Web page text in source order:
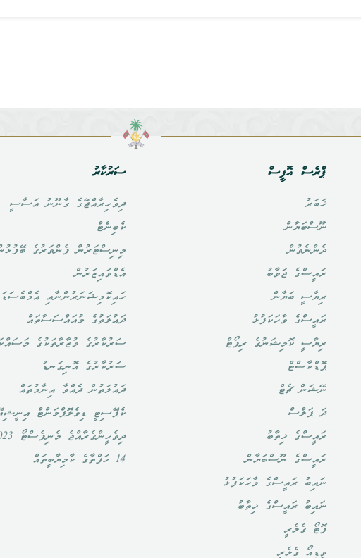
ޕްރެސް އޮފީސް
ޚަބަރު
ނޫސްބަޔާން
ދެންނެވުން
ރައީސްގެ ޖަވާބު
ރިޔާސީ ބަޔާން
ރައީސްގެ ވާހަކަފުޅު
ރިޔާސީ ކޮމިޝަނުގެ ރިޕޯޓް
ޕޮޑްކާސްޓް
ނޭޝަން ޗެޓް
ދަ ޕަލްސް
ރައީސްގެ ޚިތާބު
ރައީސްގެ ނޫސްބަޔާން
ނައިބު ރައީސްގެ ވާހަކަފުޅު
ނައިބު ރައީސްގެ ޚިތާބު
ފޮޓޯ ގެލެރީ
ވީޑިއޯ ގެލެރީ
ސަރުކާރު
ދިވެހިރާއްޖޭގެ ގާނޫނު އަސާސީ
ކެބިނެޓް
މިނިސްޓަރުން ފެންވަރުގެ
އެޑްވައިޒަރުން
ހައިކޮމިޝަނަރުންނާއި
ދައުލަތުގެ މުއައްސަސާތައް
ސަރުކާރުގެ ވުޒާރާތަކުގެ
ސަރުކާރުގެ އޮނިގަނޑު
ދައުލަތުން ދެއްވާ އިނާމުތައް
ކެޕޭސިޓީ ޑިވެލޮޕްމަންޓް
ދިވެހީންގެރާއްޖެ މެނިފެސްޓޯ 2023-2028
14 ހަފްތާގެ ކާމިޔާބީތައް